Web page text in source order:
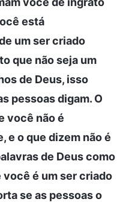
está
um ser criado
que não seja um
de Deus, isso
pessoas digam. O
você não é
e o que dizem não é
de Deus como
você é um ser criado
se as pessoas o